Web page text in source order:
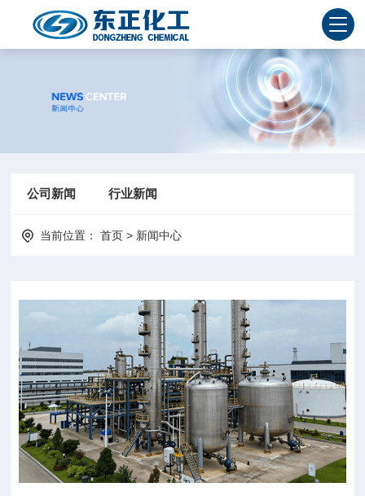
公司新闻 行业新闻
当前位置：首页 > 新闻中心